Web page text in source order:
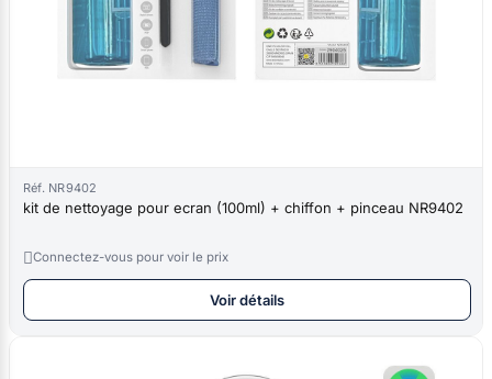
Réf. NR9402
kit de nettoyage pour ecran (100ml) + chiffon + pinceau NR9402
Connectez-vous pour voir le prix
Voir détails